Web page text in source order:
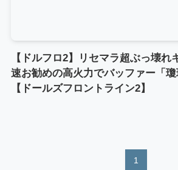
【ドルフロ2】リセマラ超ぶっ壊
速お勧めの高火力でバッファー「
【ドールズフロントライン2】
1